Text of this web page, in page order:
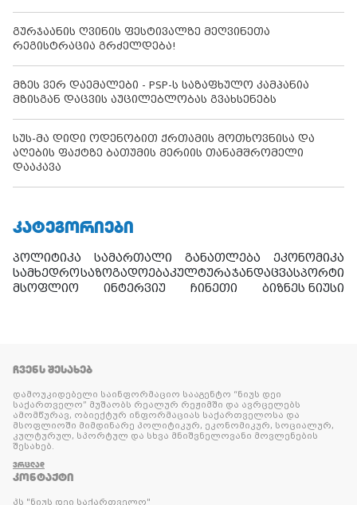
გურჯაანის ღვინის ფესტივალზე მეღვინეთა
რეგისტრაცია გრძელდება!
მზეს ვერ დაემალები - PSP-ს საზაფხულო კამპანია
მზისგან დაცვის აუცილებლობას გვახსენებს
სუს-მა დიდი ოდენობით ქრთამის მოთხოვნისა და
აღების ფაქტზე ბათუმის მერიის თანამშრომელი
დააკავა
ᲙᲐᲢᲔᲒᲝᲠᲘᲔᲑᲘ
პოლიტიკა სამართალი განათლება
ეკონომიკა
სამხედროსაზოგადოებაკულტურაჯანდაცვასპორტი
მსოფლიო
ინტერვიუ ჩინეთი ბიზნეს ნიუსი
ᲩᲕᲔᲜᲡ ᲨᲔᲡᲐᲮᲔᲑ
დამოუკიდებელი საინფორმაციო სააგენტო “ნიუს დეი
საქართველო” მუშაობს რეალურ რეჟიმში და ავრცელებს
ამომწურავ, ობიექტურ ინფორმაციას საქართველოსა და
მსოფლიოში მიმდინარე პოლიტიკურ, ეკონომიკურ, სოციალურ,
კულტურულ, სპორტულ და სხვა მნიშვნელოვანი მოვლენების
შესახებ.
ᲕᲠᲪᲚᲐᲓ
ᲙᲝᲜᲢᲐᲥᲢᲘ
პს "ნიუს დეი საქართველო"